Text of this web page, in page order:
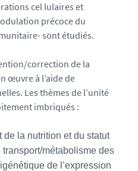
cel lulaires et
précoce du
sont étudiés.
correction de la
œuvre à l’aide de
Les thèmes de l’unité
imbriqués :
de la nutrition et du statut
métabolisme des
de l’expression